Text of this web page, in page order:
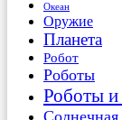
Океан
Оружие
Планета
Робот
Роботы
Роботы